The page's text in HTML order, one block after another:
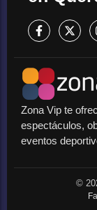
Zona Vip te
espectáculos,
eventos
©